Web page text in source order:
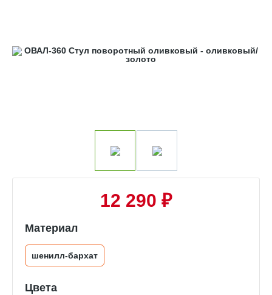
12 290 ₽
Материал
шенилл-бархат
Цвета